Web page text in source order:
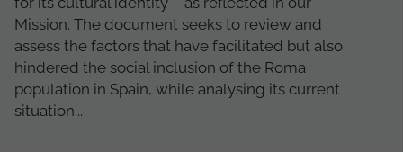
Mission. The document seeks to review and
assess the factors that have facilitated but also
hindered the social inclusion of the Roma
population in Spain, while analysing its current
situation...